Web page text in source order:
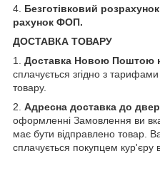
4. Безготівковий
рахунок ФОП.
ДОСТАВКА ТОВАРУ
1.
Доставка Новою Поштою
сплачується згідно з
товару.
2. Адресна доставка до
оформленні Замовлення ви
має бути відправлено товар.
сплачується покупцем